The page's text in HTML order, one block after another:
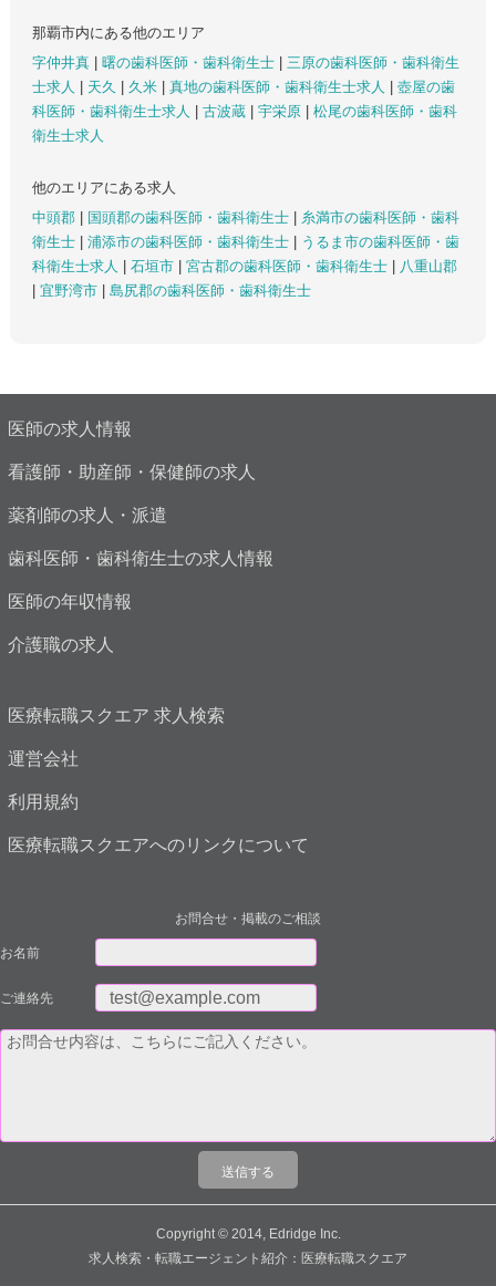
那覇市内にある他のエリア
字仲井真
曙の歯科医師・歯科衛生士
三原の歯科医師・歯科衛生
士求人
天久 久米 真地の歯科医師・歯科衛生士求人
壺屋の歯
科医師・歯科衛生士求人
古波蔵 宇栄原
松尾の歯科医師・歯科
衛生士求人
他のエリアにある求人
中頭郡
国頭郡の歯科医師・歯科衛生士
糸満市の歯科医師・歯科
衛生士
浦添市の歯科医師・歯科衛生士
うるま市の歯科医師・歯
科衛生士求人
石垣市 宮古郡の歯科医師・歯科衛生士
八重山郡
宜野湾市 島尻郡の歯科医師・歯科衛生士
医師の求人情報
看護師・助産師・保健師の求人
薬剤師の求人・派遣
歯科医師・歯科衛生士の求人情報
医師の年収情報
介護職の求人
医療転職スクエア 求人検索
運営会社
利用規約
医療転職スクエアへのリンクについて
お問合せ・掲載のご相談
お名前
ご連絡先
Copyright © 2014, Edridge Inc.
求人検索・転職エージェント紹介：医療転職スクエア